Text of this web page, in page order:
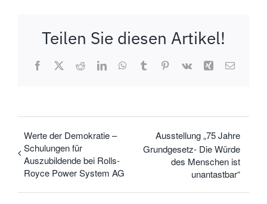
Teilen Sie diesen Artikel!
Facebook
X RedditLinkedInWhatsApp
TumblrPinterest
Vk Xing E-
Werte der Demokratie –
Schulungen für
Auszubildende bei Rolls-
Royce Power System AG
Ausstellung „75 Jahre
Grundgesetz- Die Würde
des Menschen ist
unantastbar“